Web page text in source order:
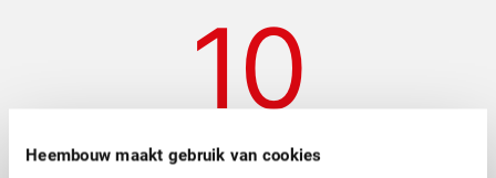
Heembouw maakt gebruik van cookies
10